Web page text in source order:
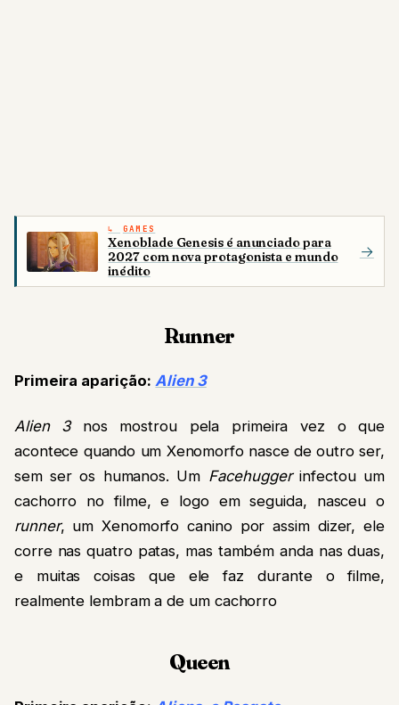
GAMES
Xenoblade Genesis é anunciado para
2027 com nova protagonista e mundo
inédito
→
Runner
Primeira aparição: Alien 3
Alien 3nos mostrou pela primeira vez o que
acontece quando um Xenomorfo nasce de outro ser,
sem ser os humanos. Um Facehuggerinfectou um
cachorro no filme, e logo em seguida, nasceu o
runner, um Xenomorfo canino por assim dizer, ele
corre nas quatro patas, mas também anda nas duas,
e muitas coisas que ele faz durante o filme,
realmente lembram a de um cachorro
Queen